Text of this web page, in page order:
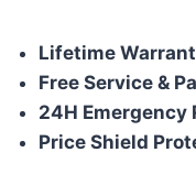
Lifetime
Free Service &
24H Emergency
Price Shield